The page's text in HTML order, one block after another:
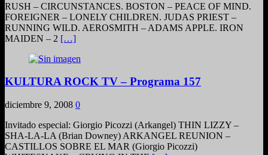
RUSH – CIRCUNSTANCES. BOSTON – PEACE OF MIND.
FOREIGNER – LONELY CHILDREN. JUDAS PRIEST –
RUNNING WILD. AEROSMITH – ADAMS APPLE. IRON
MAIDEN – 2 […]
KULTURA ROCK TV – Programa 157
diciembre 9, 2008 0
Invitado especial: Giorgio Picozzi (Arkangel) THIN LIZZY –
SHA-LA-LA (Brian Downey) ARKANGEL REUNION –
CASTILLOS SOBRE EL MAR (Giorgio Picozzi)